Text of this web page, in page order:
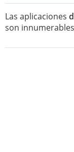
Las aplicaciones
son